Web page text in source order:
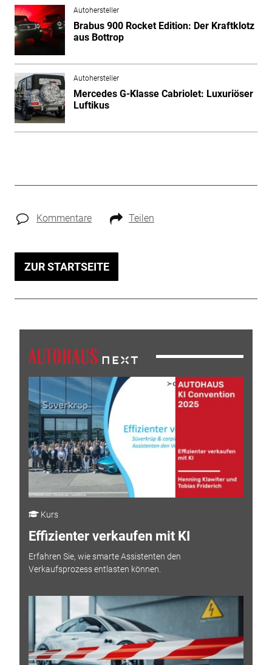
Autohersteller
Brabus 900 Rocket Edition: Der Kraftklotz
aus Bottrop
Autohersteller
Mercedes G-Klasse Cabriolet: Luxuriöser
Luftikus
Kommentare Teilen
ZUR STARTSEITE
Kurs
Effizienter verkaufen mit KI
Erfahren Sie, wie smarte Assistenten den
Verkaufsprozess entlasten können.